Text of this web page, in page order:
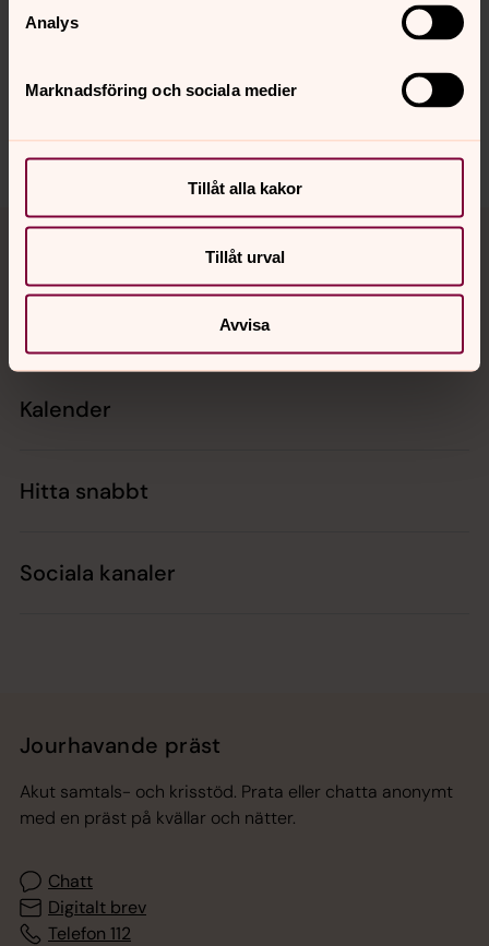
Analys
Marknadsföring och sociala medier
Tillåt alla kakor
Tillåt urval
Avvisa
innehåll?
Tillbaka till toppen
Tillbaka till innehållet
Kalender
Hitta snabbt
Sociala kanaler
Jourhavande präst
Akut samtals- och krisstöd. Prata eller chatta anonymt
med en präst på kvällar och nätter.
Chatt
Digitalt brev
Telefon 112